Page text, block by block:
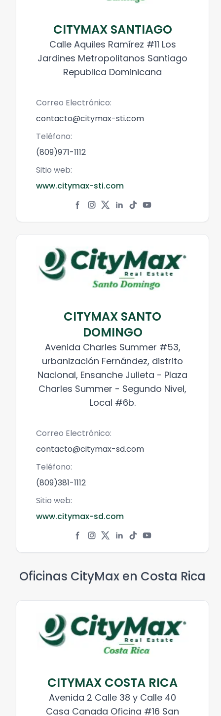
CITYMAX SANTIAGO
Calle Aquiles Ramírez #11 Los
Jardines Metropolitanos Santiago
Republica Dominicana
Correo Electrónico:
contacto@citymax-sti.com
Teléfono:
(809)971-1112
Sitio web:
www.citymax-sti.com
CITYMAX SANTO
DOMINGO
Avenida Charles Summer #53,
urbanización Fernández, distrito
Nacional, Ensanche Julieta - Plaza
Charles Summer - Segundo Nivel,
Local #6b.
Correo Electrónico:
contacto@citymax-sd.com
Teléfono:
(809)381-1112
Sitio web:
www.citymax-sd.com
Oficinas CityMax en Costa Rica
CITYMAX COSTA RICA
Avenida 2 Calle 38 y Calle 40
Casa Canada Oficina #16 San